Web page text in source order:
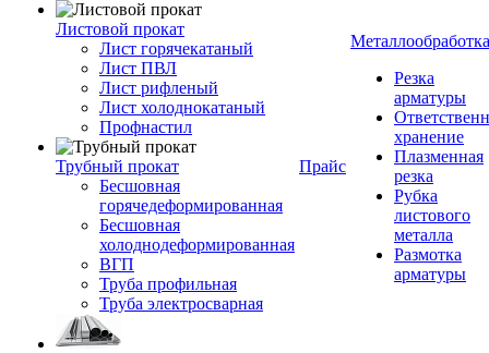
Листовой прокат
Лист горячекатаный
Лист ПВЛ
Лист рифленый
Лист холоднокатаный
Профнастил
Трубный прокат
Бесшовная
горячедеформированная
Бесшовная
холоднодеформированная
ВГП
Труба профильная
Труба электросварная
Прайс
Металлообработка
Резка
арматуры
хранение
Плазменная
резка
Рубка
листового
металла
Размотка
арматуры